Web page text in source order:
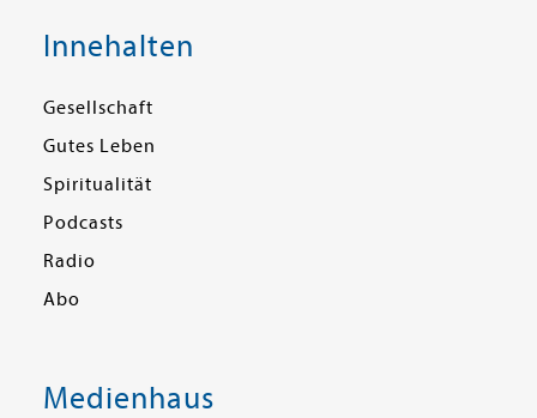
Innehalten
Gesellschaft
Gutes Leben
Spiritualität
Podcasts
Radio
Abo
Medienhaus